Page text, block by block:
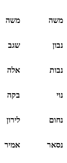
משה משה
נבון שגב
נבות אלה
נוי בקה
נחום לירון
נסאר אמיר